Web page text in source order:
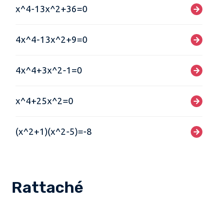
x^4-13x^2+36=0
4x^4-13x^2+9=0
4x^4+3x^2-1=0
x^4+25x^2=0
(x^2+1)(x^2-5)=-8
Rattaché